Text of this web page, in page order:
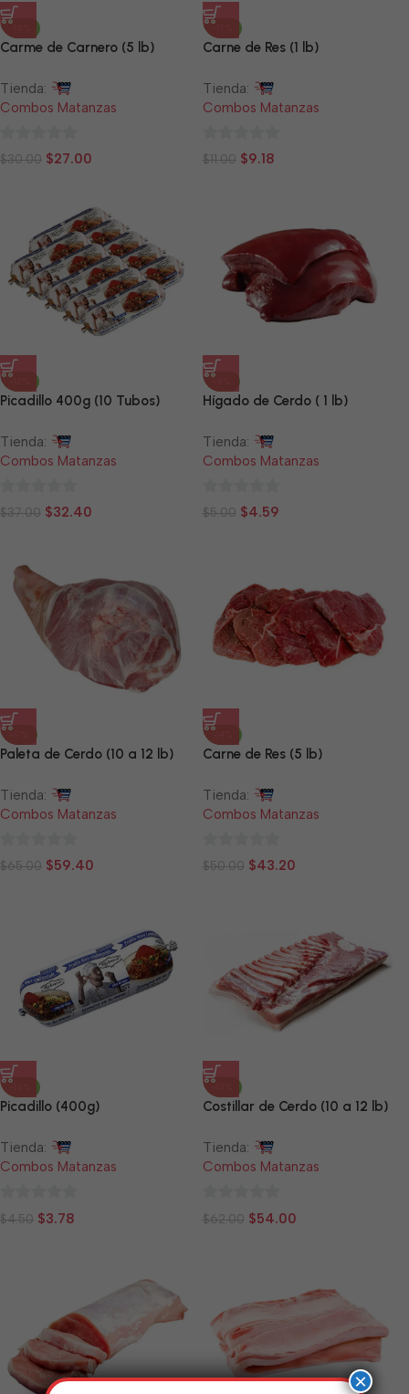
-10%
Carme de Carnero (5 lb)
Tienda:
Combos Matanzas
0
$30.00 $27.00
-17%
Carne de Res (1 lb)
Tienda:
Combos Matanzas
0
$11.00 $9.18
-12%
Picadillo 400g (10 Tubos)
Tienda:
Combos Matanzas
0
$37.00 $32.40
-8%
Hígado de Cerdo ( 1 lb)
Tienda:
Combos Matanzas
0
$5.00 $4.59
-9%
Paleta de Cerdo (10 a 12 lb)
Tienda:
Combos Matanzas
0
$65.00 $59.40
-14%
Carne de Res (5 lb)
Tienda:
Combos Matanzas
0
$50.00 $43.20
Picadillo (400g)
Tienda:
Combos Matanzas
0
$4.50 $3.78
Costillar de Cerdo (10 a 12 lb)
Tienda:
Combos Matanzas
0
$62.00 $54.00
×